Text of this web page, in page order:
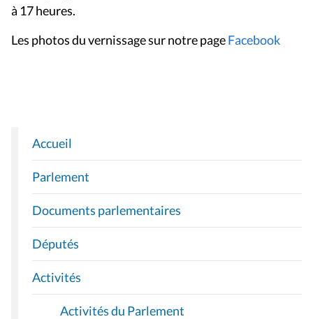
à 17 heures.
Les photos du vernissage sur notre pageFacebook
N
A
V
I
G
A
T
I
O
Accueil
Parlement
Documents parlementaires
Députés
Activités
Activités du Parlement